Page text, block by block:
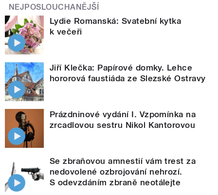
NEJPOSLOUCHANĚJŠÍ
Lydie Romanská: Svatební kytka
k večeři
Jiří Klečka: Papírové domky. Lehce
hororová faustiáda ze Slezské Ostravy
Prázdninové vydání I. Vzpomínka na
zrcadlovou sestru Nikol Kantorovou
Se zbraňovou amnestií vám trest za
nedovolené ozbrojování nehrozí.
S odevzdáním zbraně neotálejte